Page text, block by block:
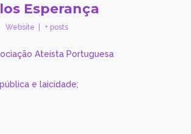
Esperança
Website + posts
Ateísta Portuguesa
e laicidade;